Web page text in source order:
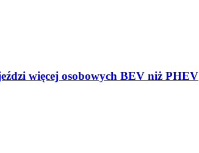
więcej osobowych BEV niż PHEV